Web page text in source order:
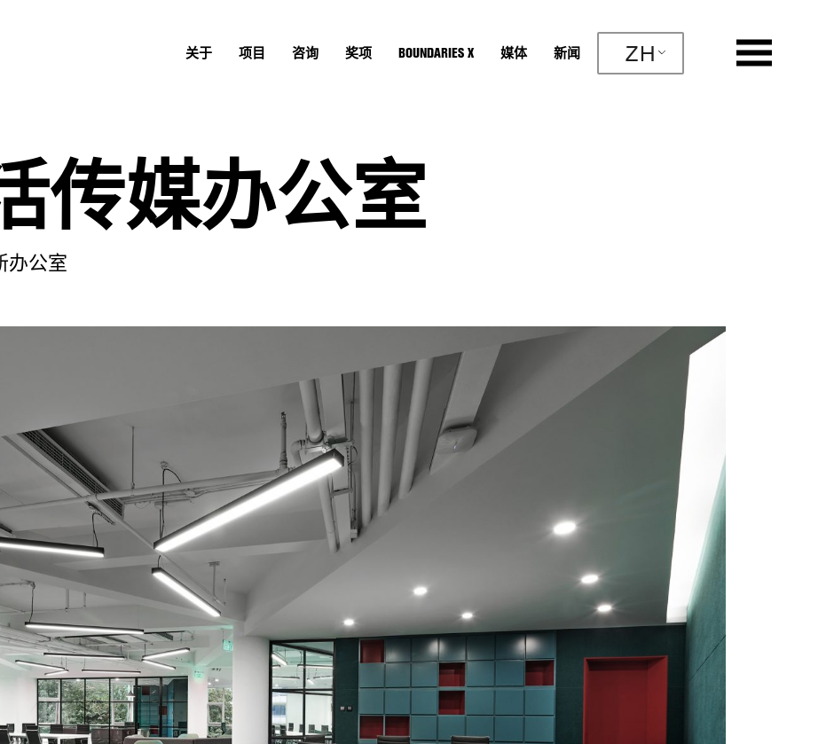
关于 项目 咨询 奖项 BOUNDARIES X 媒体 新闻 ZH
传媒办公室
办公室